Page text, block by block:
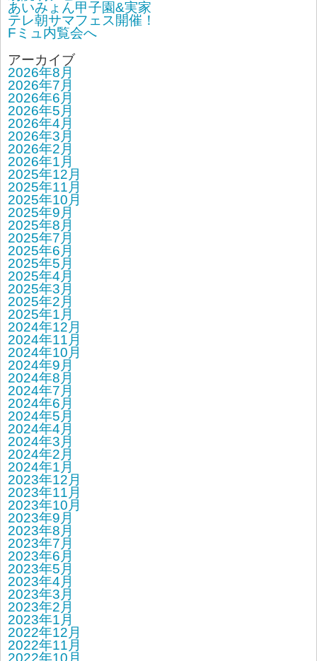
あいみょん甲子園&実家
テレ朝サマフェス開催！
Fミュ内覧会へ
アーカイブ
2026年8月
2026年7月
2026年6月
2026年5月
2026年4月
2026年3月
2026年2月
2026年1月
2025年12月
2025年11月
2025年10月
2025年9月
2025年8月
2025年7月
2025年6月
2025年5月
2025年4月
2025年3月
2025年2月
2025年1月
2024年12月
2024年11月
2024年10月
2024年9月
2024年8月
2024年7月
2024年6月
2024年5月
2024年4月
2024年3月
2024年2月
2024年1月
2023年12月
2023年11月
2023年10月
2023年9月
2023年8月
2023年7月
2023年6月
2023年5月
2023年4月
2023年3月
2023年2月
2023年1月
2022年12月
2022年11月
2022年10月